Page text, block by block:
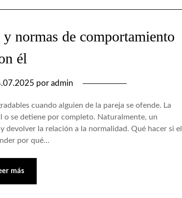
normas de comportamiento
él
por admin
cuando alguien de la pareja se ofende. La
se detiene por completo. Naturalmente, un
devolver la relación a la normalidad. Qué hacer si el
por qué…
más